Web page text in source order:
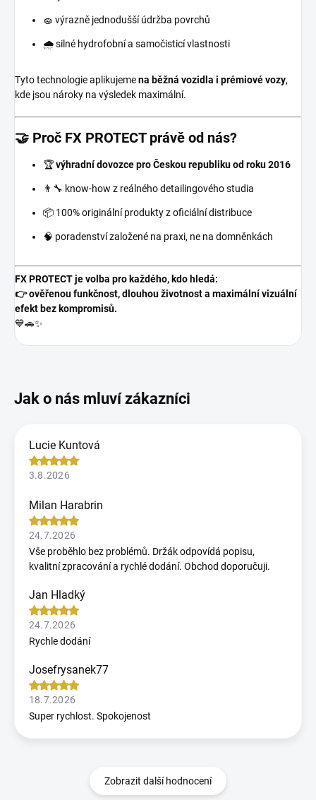
🧽 výrazně jednodušší údržba povrchů
🌧️ silné hydrofobní a samočisticí vlastnosti
Tyto technologie aplikujemena běžná vozidla i prémiové vozy,
kde jsou nároky na výsledek maximální.
🤝 Proč FX PROTECT právě od nás?
🏆výhradní dovozce pro Českou republiku od roku 2016
👨‍🔧 know-how z reálného detailingového studia
📦 100% originální produkty z oficiální distribuce
🧠 poradenství založené na praxi, ne na domněnkách
FX PROTECT je volba pro každého, kdo hledá:
👉 ověřenou funkčnost, dlouhou životnost a maximální vizuální
efekt bez kompromisů.
💙🚗✨
Lucie Kuntová
3.8.2026
Milan Harabrin
24.7.2026
Vše proběhlo bez problémů. Držák odpovídá popisu,
kvalitní zpracování a rychlé dodání. Obchod doporučuji.
Jan Hladký
24.7.2026
Rychle dodání
Josefrysanek77
18.7.2026
Super rychlost. Spokojenost
Zobrazit další hodnocení